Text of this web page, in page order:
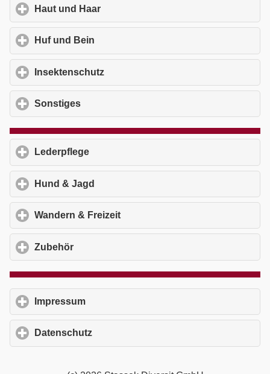
Haut und Haar
Huf und Bein
Insektenschutz
Sonstiges
Lederpflege
Hund & Jagd
Wandern & Freizeit
Zubehör
Impressum
Datenschutz